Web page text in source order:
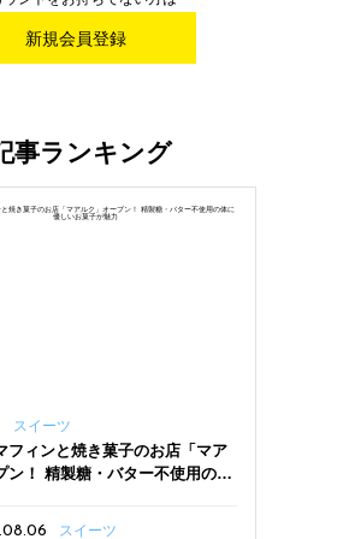
新規会員登録
事ランキング
スイーツ
フィンと焼き菓子のお店「マア
ン！ 精製糖・バター不使用の体
スイーツ